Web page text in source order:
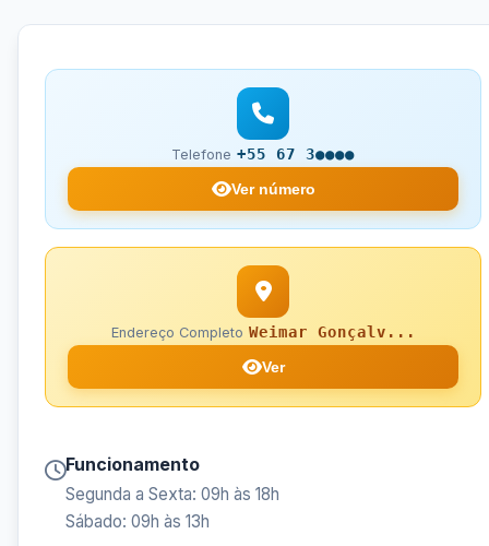
Telefone +55 67 3●●●●
Ver número
Endereço Completo Weimar Gonçalv...
Ver
Funcionamento
Segunda a Sexta: 09h às 18h
Sábado: 09h às 13h